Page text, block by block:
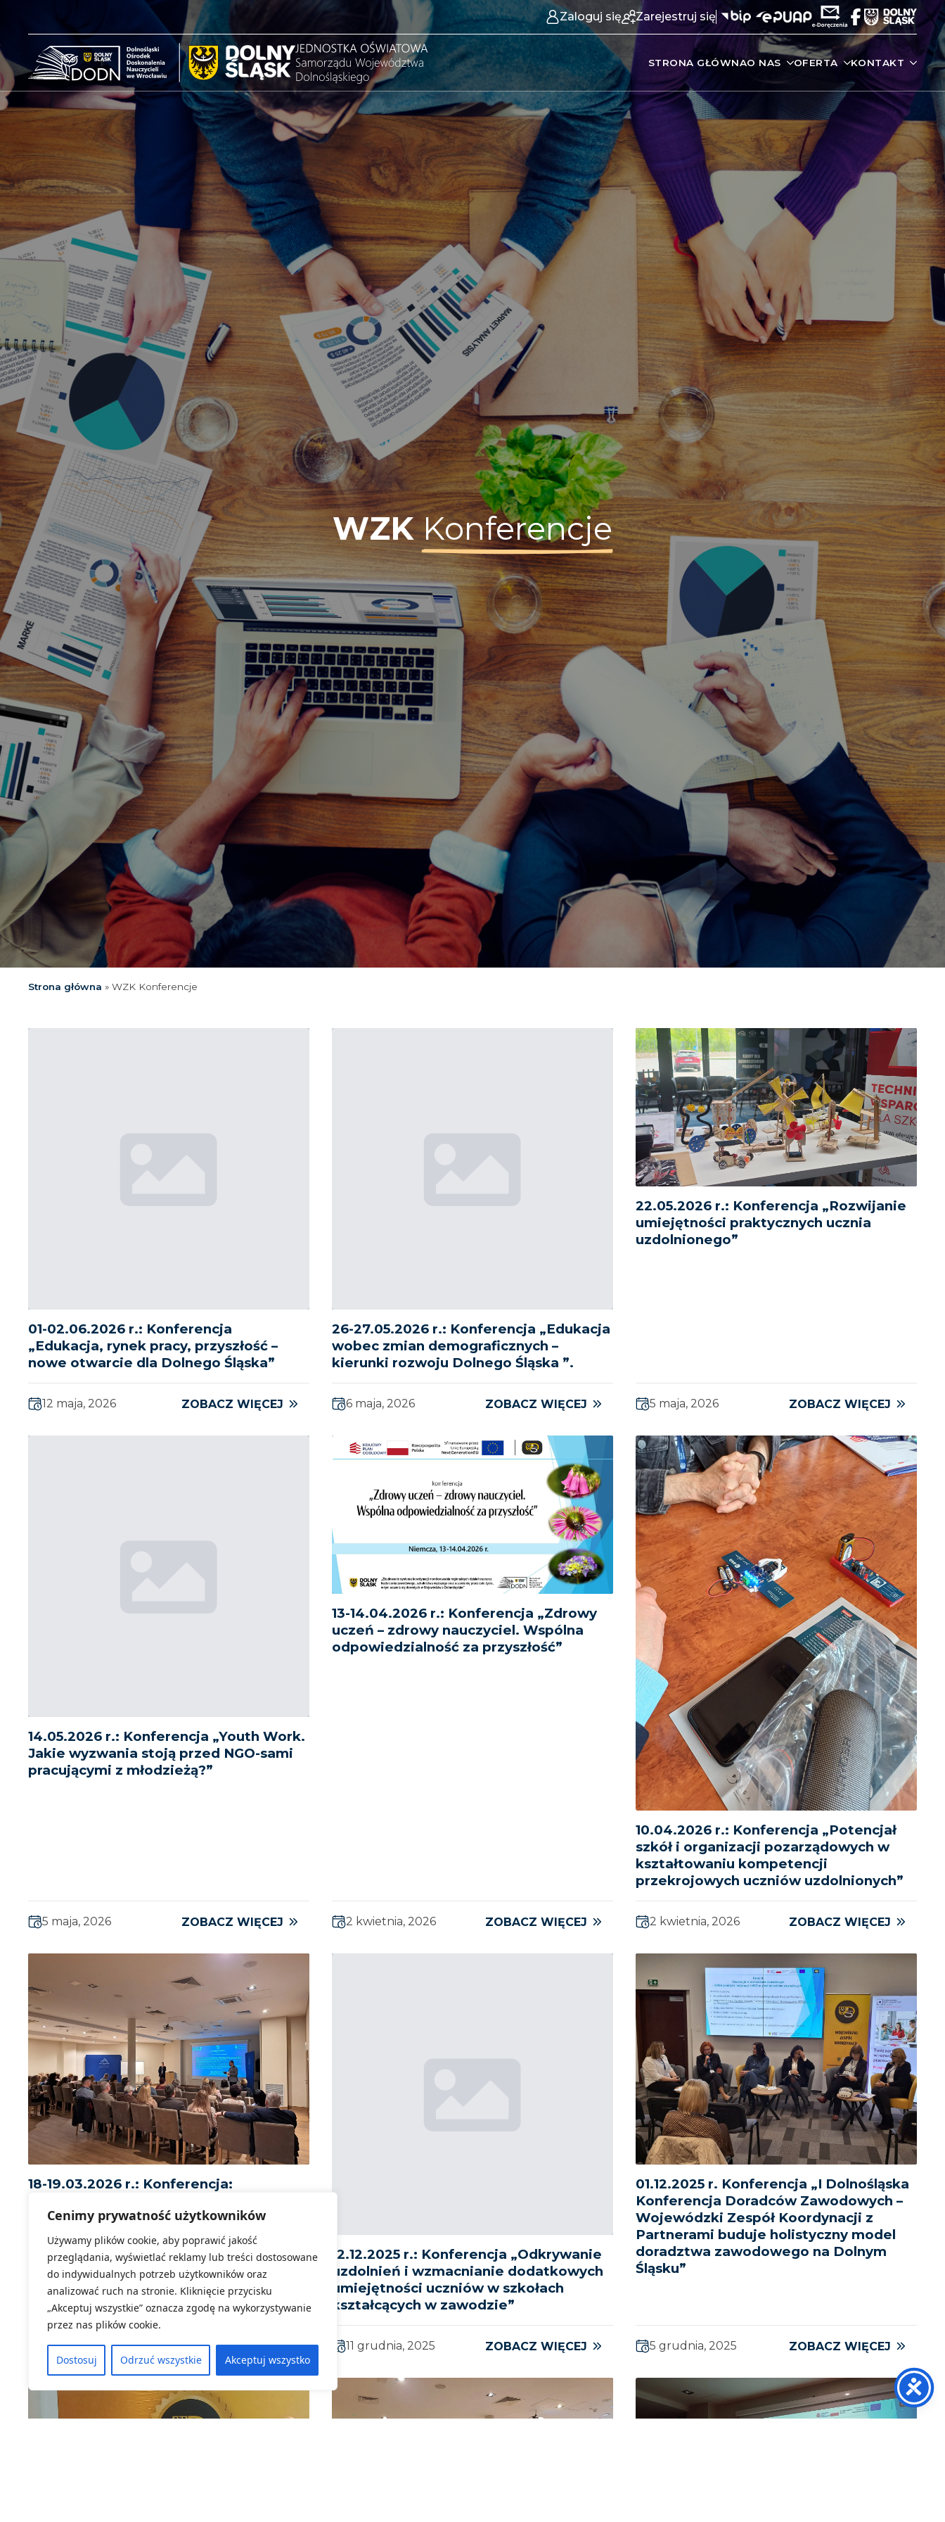
Cenimy prywatność użytkowników
Używamy plików cookie, aby poprawić jakość
przeglądania, wyświetlać reklamy lub treści dostosowane
do indywidualnych potrzeb użytkowników oraz
analizować ruch na stronie. Kliknięcie przycisku
„Akceptuj wszystkie” oznacza zgodę na wykorzystywanie
przez nas plików cookie.
Dostosuj Odrzuć wszystkie Akceptuj wszystko
Zaloguj się Zarejestruj się
STRONA GŁÓWNAO NAS OFERTA KONTAKT
WZK Konferencje
Strona główna » WZK Konferencje
01-02.06.2026 r.: Konferencja
„Edukacja, rynek pracy, przyszłość –
nowe otwarcie dla Dolnego Śląska”
12 maja, 2026 ZOBACZ WIĘCEJ
26-27.05.2026 r.: Konferencja „Edukacja
wobec zmian demograficznych –
kierunki rozwoju Dolnego Śląska ”.
6 maja, 2026 ZOBACZ WIĘCEJ
22.05.2026 r.: Konferencja „Rozwijanie
umiejętności praktycznych ucznia
uzdolnionego”
5 maja, 2026 ZOBACZ WIĘCEJ
14.05.2026 r.: Konferencja „Youth Work.
Jakie wyzwania stoją przed NGO-sami
pracującymi z młodzieżą?”
5 maja, 2026 ZOBACZ WIĘCEJ
13-14.04.2026 r.: Konferencja „Zdrowy
uczeń – zdrowy nauczyciel. Wspólna
odpowiedzialność za przyszłość”
2 kwietnia, 2026 ZOBACZ WIĘCEJ
10.04.2026 r.: Konferencja „Potencjał
szkół i organizacji pozarządowych w
kształtowaniu kompetencji
przekrojowych uczniów uzdolnionych”
2 kwietnia, 2026 ZOBACZ WIĘCEJ
18-19.03.2026 r.: Konferencja:
„Demografia a System Edukacji –
Wyzwania Finansowe”
16 marca, 2026 ZOBACZ WIĘCEJ
12.12.2025 r.: Konferencja „Odkrywanie
uzdolnień i wzmacnianie dodatkowych
umiejętności uczniów w szkołach
kształcących w zawodzie”
11 grudnia, 2025 ZOBACZ WIĘCEJ
01.12.2025 r. Konferencja „I Dolnośląska
Konferencja Doradców Zawodowych –
Wojewódzki Zespół Koordynacji z
Partnerami buduje holistyczny model
doradztwa zawodowego na Dolnym
Śląsku”
5 grudnia, 2025 ZOBACZ WIĘCEJ